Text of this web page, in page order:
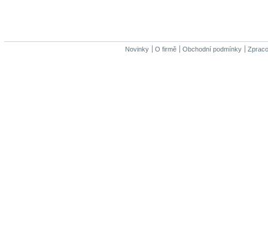
Novinky O firmě Obchodní podmínky